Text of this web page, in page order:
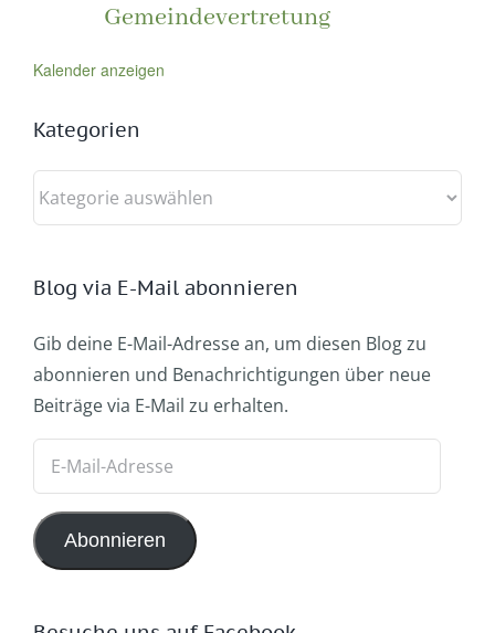
Gemeindevertretung
Kalender anzeigen
Kategorien
Kategorien
Blog via E-Mail abonnieren
Gib deine E-Mail-Adresse an, um diesen Blog zu
abonnieren und Benachrichtigungen über neue
Beiträge via E-Mail zu erhalten.
Adresse
Abonnieren